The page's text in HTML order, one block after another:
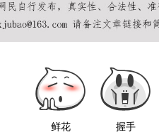
鲜花 握手